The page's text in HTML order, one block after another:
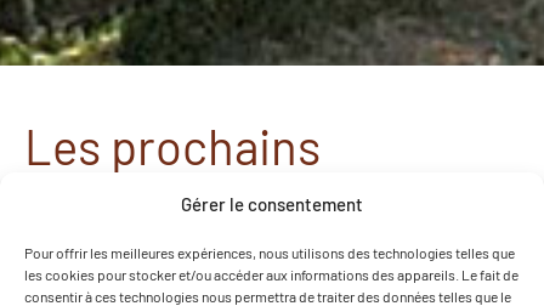
Gérer le consentement
Pour offrir les meilleures expériences, nous utilisons des technologies telles que
les cookies pour stocker et/ou accéder aux informations des appareils. Le fait de
consentir à ces technologies nous permettra de traiter des données telles que le
Les prochains
événements à la
Colporteuse